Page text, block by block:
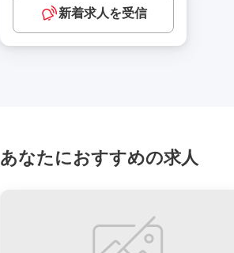
新着求人を受信
あなたにおすすめの求人